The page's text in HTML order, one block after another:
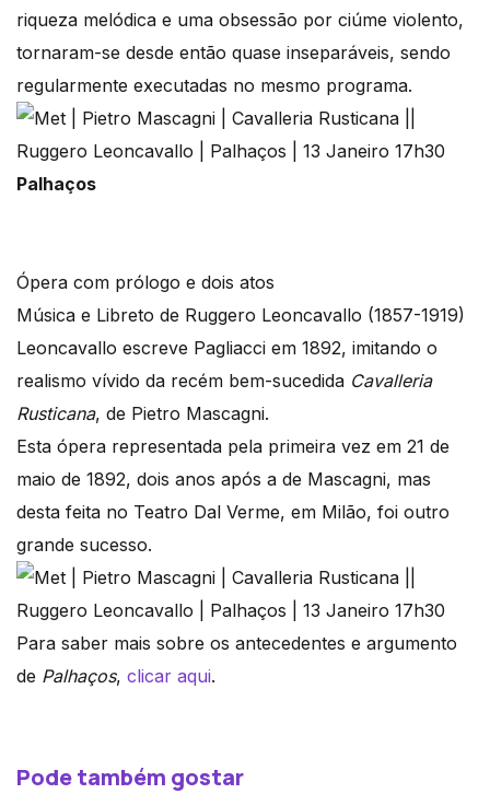
riqueza melódica e uma obsessão por ciúme violento,
tornaram-se desde então quase inseparáveis, sendo
regularmente executadas no mesmo programa.
Palhaços
Ópera com prólogo e dois atos
Música e Libreto de Ruggero Leoncavallo (1857-1919)
Leoncavallo escreve Pagliacci em 1892, imitando o
realismo vívido da recém bem-sucedida Cavalleria
Rusticana, de Pietro Mascagni.
Esta ópera representada pela primeira vez em 21 de
maio de 1892, dois anos após a de Mascagni, mas
desta feita no Teatro Dal Verme, em Milão, foi outro
grande sucesso.
Para saber mais sobre os antecedentes e argumento
de Palhaços, clicar aqui.
Pode também gostar